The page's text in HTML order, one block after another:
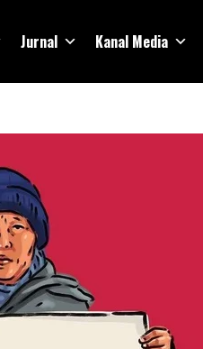
Jurnal Kanal Media